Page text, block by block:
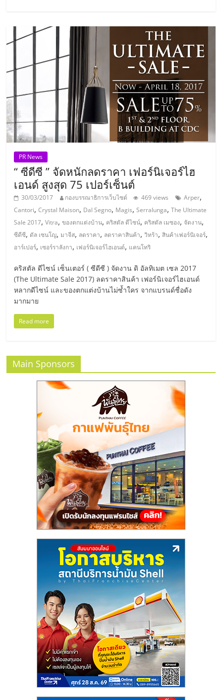
ไชส์,
ที่
ปรึกษา
แฟ
รน
ไชส์,
รวม
แฟ
รน
ไชส์
ขาย
รน
ไชส์
แฟ
ไชส์
ขาย
หน้า
บ้าน
ลงทุน
น้อย
PR News
“ ซีดีซี ” จัดหนักลดราคา เฟอร์นิเจอร์ไฮ
เอนด์ สูงสุด 75 เปอร์เซ็นต์
30/03/2017 กองบรรณาธิการเว็บไซต์ 469 views Arper,
Cantori,Crystal Maison, Dal Segno, Magis,Serralunga,The Ultimate
Sale 2017,Vitra,ของตกแต่งบ้าน, คริสตัล ดีไซน์, คริสตัล เมซอง, จัดงาน,
ซีดีซี, ดัล เซนโญ,มาจีส, ลดราคา, ลดราคาสินค้า,วิทร้า,สินค้าเฟอร์นิเจอร์,
อาร์เปอร์, เซอร์ราลังกา, เฟอร์นิเจอร์ไฮเอนด์, แคนโทริ
คริสตัล ดีไซน์ เซ็นเตอร์ ( ซีดีซี ) จัดงาน ดิ อัลทิเมต เซล 2017
(The Ultimate Sale 2017) ลดราคาสินค้า เฟอร์นิเจอร์ไฮเอนด์
หลากดีไซน์ และของตกแต่งบ้านไม่ซ้ำใคร จากแบรนด์ชื่อดัง
มากมาย
Read more
Main Sponsors